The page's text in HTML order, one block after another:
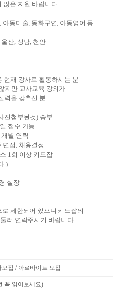
많은 지원 바랍니다.
아동미술, 동화구연, 아동영어 등
산, 성남, 천안
현재 강사로 활동하시는 분
교사교육 강의가
을 갖추신 분
진첨부된것) 송부
수 가능
별 연락
, 채용결정
회 이상 키드잡
.)
실장
제한되어 있으니 키드잡의
연락주시기 바랍니다.
집 / 아르바이트 모집
꼭 읽어보세요)